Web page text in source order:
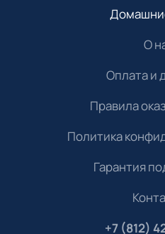
О
Оплата и
Правила
Политика
Гарантия
+7 (812)